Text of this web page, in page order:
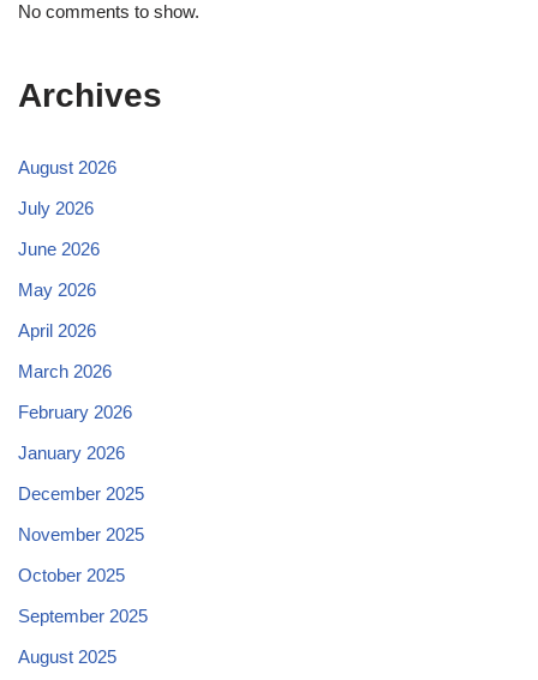
No comments to show.
Archives
August 2026
July 2026
June 2026
May 2026
April 2026
March 2026
February 2026
January 2026
December 2025
November 2025
October 2025
September 2025
August 2025